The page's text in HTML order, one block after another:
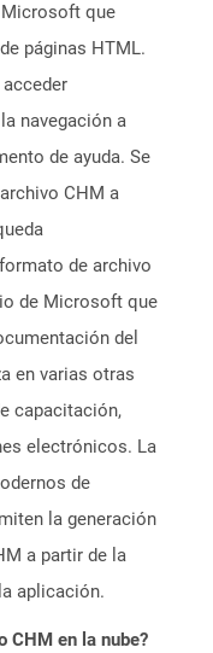
Microsoft que
páginas HTML.
navegación a
de ayuda. Se
CHM a
de archivo
de Microsoft que
del
en varias otras
capacitación,
electrónicos. La
de
la generación
a partir de la
aplicación.
CHM en la nube?